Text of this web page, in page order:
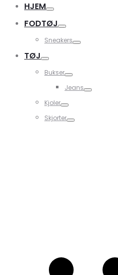
HJEM
FODTØJ
Sneakers
TØJ
Bukser
Jeans
Kjoler
Skjorter